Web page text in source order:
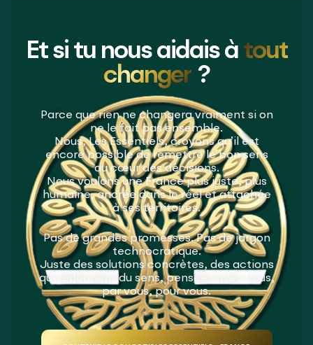
Et si tu nous aidais à tout
changer ?
Parce que rien ne changera vraiment si on
ne le fait pas ensemble.
Nous, Les Essentiels, croyons qu’il est
encore possible de remettre le bon sens
au cœur des décisions.
Nous voulons une France plus juste, plus
humaine, ancrée dans le réel et attachée
à ses territoires.
Pas de grandes promesses. Pas de jargon
technocratique.
Juste des solutions concrètes, des actions
qui redonnent du sens, pensées avec vous,
par vous, pour vous.